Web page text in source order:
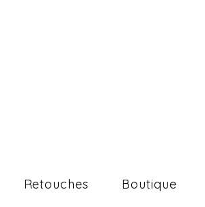
Retouches Boutique